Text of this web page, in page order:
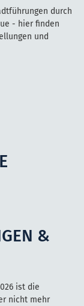
durch
- hier finden
und
&
ist die
nicht mehr